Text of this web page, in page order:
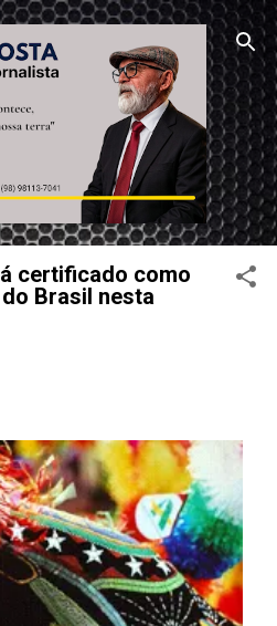
principal
certificado como
Brasil nesta